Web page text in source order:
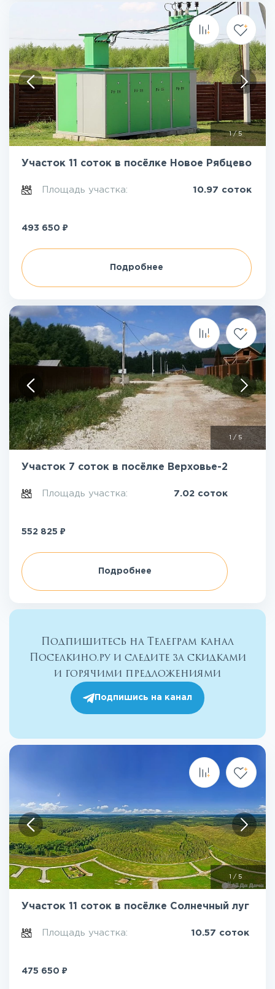
1/5
Участок 11 соток в посёлке Новое Рябцево
Площадь участка: 10.97 соток
493 650 ₽
Подробнее
/ 5
Участок 7 соток в посёлке Верховье-2
Площадь участка: 7.02 соток
552 825 ₽
Подробнее
Подпишитесь на Телеграм канал
Поселкино.ру и следите за скидками
и горячими предложениями
Подпишись на канал
/ 5
Участок 11 соток в посёлке Солнечный луг
Площадь участка: 10.57 соток
475 650 ₽